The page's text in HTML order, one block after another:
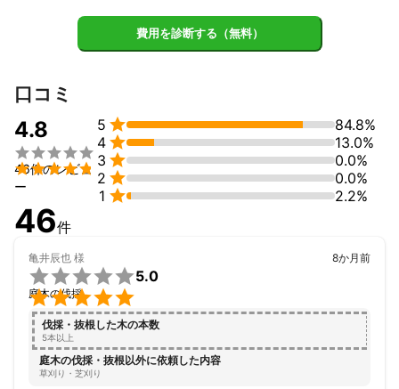
や作業の遂行を致しますので安心してお任せ下さい。
また法律の施行によって作業に必要不可欠な、庭園管理技能、伐
採倒木、草刈り、建設機械操縦資格、産業廃棄物収集運搬などの
まだまだ不法投棄など悪質な違法行為が後を絶ちませんが、当社
は不法投棄「0ゼロ」を目指して丁寧、安心、確実な作業を致しま
す。
個人様から法人様までお気軽にご相談ください。
これまでの実績
個人様　ご自宅ご実家、所有地所有物件等の樹木伐採、草刈り作
法人様　会社内外、管理地管理物件等の樹木伐採、草刈り作業な
アピールポイント
・お見積り完全無料にてお伺い致します。
・各種作業に必要な許可資格を有し、責任持った作業の遂行を致
します。
・伐採、草刈り作業だけではなく、その他追加作業にも柔軟に対
応致します。
費用を診断する（無料）
口コミ
4.8


46件のレビュ
ー
5 
84.8%
4 
13.0%
3 
0.0%
2 
0.0%
1  2.2%
46件
亀井辰也 様


5.0
庭木の伐採
8か月前
伐採・抜根した木の本数
5本以上
庭木の伐採・抜根以外に依頼した内容
草刈り・芝刈り